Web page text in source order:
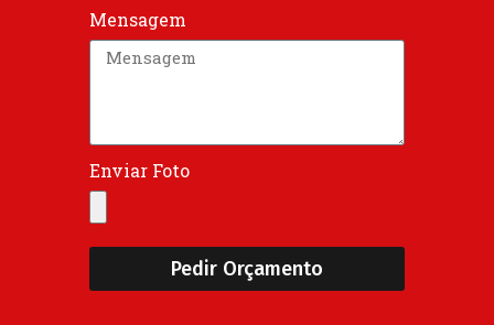
Mensagem
Enviar Foto
Pedir Orçamento